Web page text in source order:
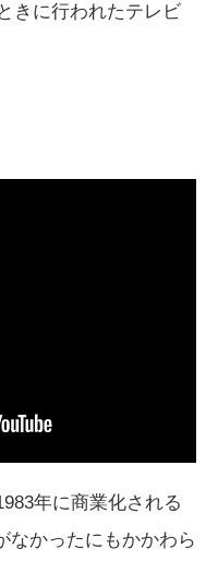
きに行われたテレビ
年に商業化される
なかったにもかかわら